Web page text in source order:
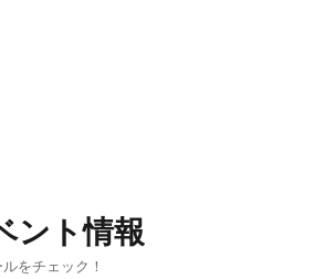
ント情報
をチェック！